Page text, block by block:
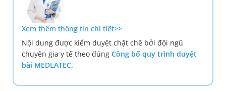
Xem thêm thông tin chi tiết>>
Nội dung được kiểm duyệt chặt chẽ bởi đội ngũ
chuyên gia y tế theo đúng Công bố quy trình duyệt
bài MEDLATEC.